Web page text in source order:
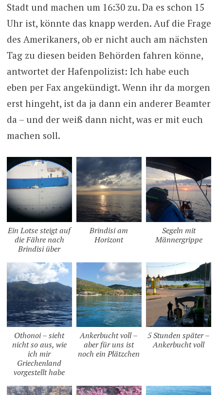
Stadt und machen um 16:30 zu. Da es schon 15
Uhr ist, könnte das knapp werden. Auf die Frage
des Amerikaners, ob er nicht auch am nächsten
Tag zu diesen beiden Behörden fahren könne,
antwortet der Hafenpolizist: Ich habe euch
eben per Fax angekündigt. Wenn ihr da morgen
erst hingeht, ist da ja dann ein anderer Beamter
da – und der weiß dann nicht, was er mit euch
machen soll.
Ein Lotse steigt auf
die Fähre nach
Brindisi über
Brindisi am
Horizont
Segeln mit
Männergrippe
Othonoi – sieht
nicht so aus, wie
ich mir
Griechenland
vorgestellt habe
Ankerbucht voll –
aber für uns ist
noch ein Plätzchen
5 Stunden später –
Ankerbucht voll